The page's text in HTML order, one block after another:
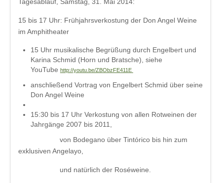
15 bis 17 Uhr: Frühjahrsverkostung der Don Angel Weine
im Amphitheater
15 Uhrmusikalische Begrüßung durch Engelbert und
Karina Schmid (Horn und Bratsche), siehe
YouTube http://youtu.be/ZBObzFE411E
anschließend Vortrag von Engelbert Schmid über seine
Don Angel Weine
15:30 bis 17 UhrVerkostung von allen Rotweinen der
Jahrgänge 2007 bis 2011,
von Bodegano über Tintórico bis hin zum
exklusiven Angelayo,
und natürlich der Roséweine.